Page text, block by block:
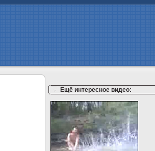
Ещё интересное видео: